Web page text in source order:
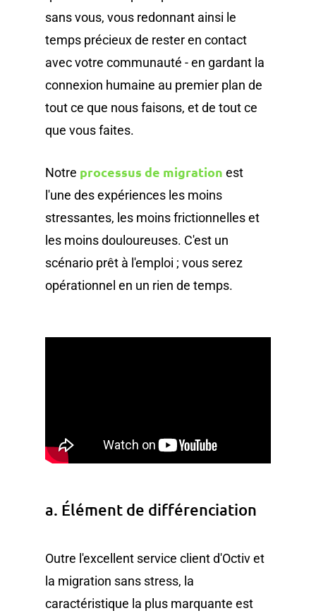
sans vous, vous redonnant ainsi le
temps précieux de rester en contact
avec votre communauté - en gardant la
connexion humaine au premier plan de
tout ce que nous faisons, et de tout ce
que vous faites.
Notre processus de migration est
l'une des expériences les moins
stressantes, les moins frictionnelles et
les moins douloureuses. C'est un
scénario prêt à l'emploi ; vous serez
opérationnel en un rien de temps.
a. Élément de différenciation
Outre l'excellent service client d'Octiv et
la migration sans stress, la
caractéristique la plus marquante est